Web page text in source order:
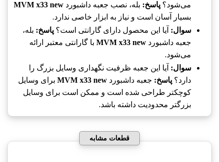
می‌شود؟ پاسخ: بله، نصب جعبه داشبورد MVM x33 new
بسیار آسان است و نیاز به ابزار خاصی ندارد.
سوال: آیا این محصول دارای گارانتی است؟ پاسخ: بله،
جعبه داشبورد MVM x33 new با گارانتی معتبر ارائه
می‌شود.
سوال: آیا این جعبه ظرفیت نگهداری وسایل بزرگ را
دارد؟ پاسخ: جعبه داشبورد MVM x33 new برای وسایل
کوچکتر طراحی شده است و ممکن است برای وسایل
بزرگتر محدودیت داشته باشد.
قطعات مشابه